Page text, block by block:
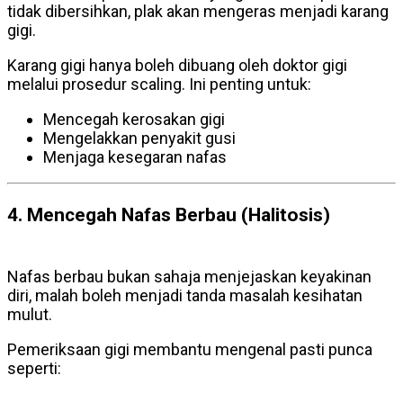
tidak dibersihkan, plak akan mengeras menjadi karang
gigi.
Karang gigi hanya boleh dibuang oleh doktor gigi
melalui prosedur scaling. Ini penting untuk:
Mencegah kerosakan gigi
Mengelakkan penyakit gusi
Menjaga kesegaran nafas
4. Mencegah Nafas Berbau (Halitosis)
Nafas berbau bukan sahaja menjejaskan keyakinan
diri, malah boleh menjadi tanda masalah kesihatan
mulut.
Pemeriksaan gigi membantu mengenal pasti punca
seperti: